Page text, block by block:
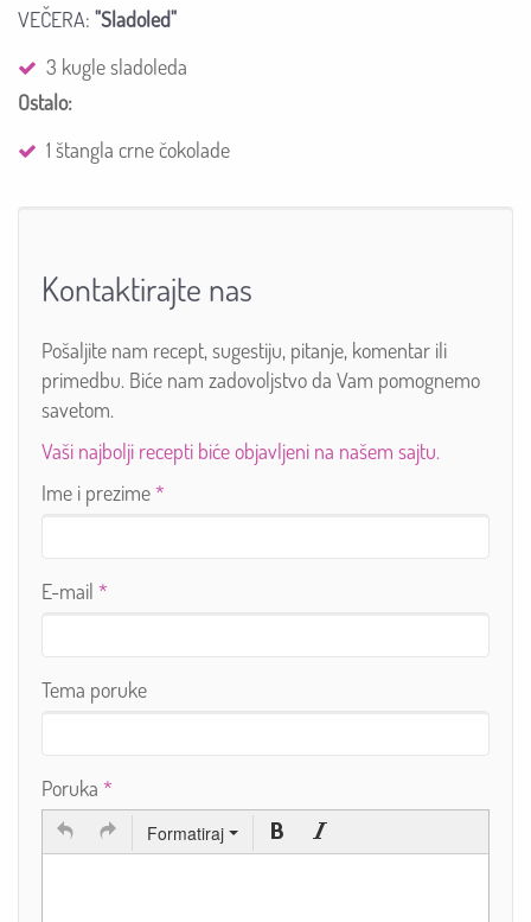
VEČERA: "Sladoled"
3 kugle sladoleda
Ostalo:
1 štangla crne čokolade
Kontaktirajte nas
Pošaljite nam recept, sugestiju, pitanje, komentar ili
primedbu. Biće nam zadovoljstvo da Vam pomognemo
savetom.
Vaši najbolji recepti biće objavljeni na našem sajtu.
Ime i prezime*
E-mail *
Tema poruke
Poruka *
Formatiraj